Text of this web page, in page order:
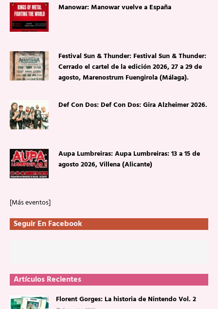
Manowar: Manowar vuelve a España
Festival Sun & Thunder: Festival Sun & Thunder:
Cerrado el cartel de la edición 2026, 27 a 29 de
agosto, Marenostrum Fuengirola (Málaga).
Def Con Dos: Def Con Dos: Gira Alzheimer 2026.
Aupa Lumbreiras: Aupa Lumbreiras: 13 a 15 de
agosto 2026, Villena (Alicante)
[Más eventos]
Seguir En Facebook
Artículos Recientes
Florent Gorges: La historia de Nintendo Vol. 2